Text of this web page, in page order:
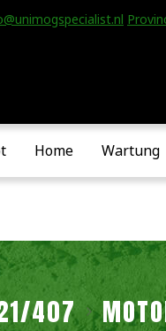
Home Wartung
407